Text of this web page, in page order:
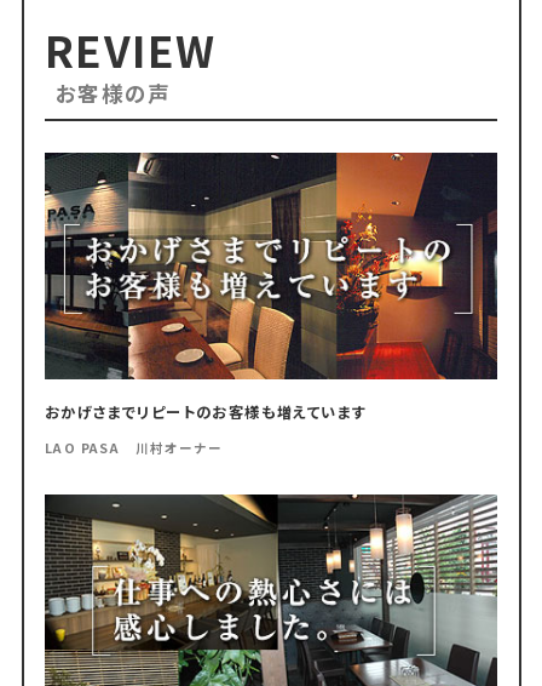
REVIEW
お客様の声
おかげさまでリピートのお客様も増えています
LAO PASA 川村オーナー